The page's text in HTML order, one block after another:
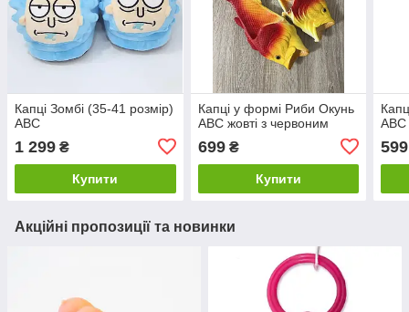
Капці Зомбі (35-41 розмір)
АВС
1 299 ₴
Купити
Капці у формі Риби Окунь
АВС жовті з червоним
699₴
Купити
АВС
599
Акційні пропозиції та новинки